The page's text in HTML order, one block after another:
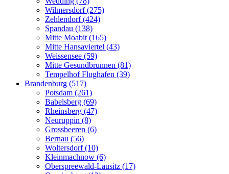
Wilmersdorf (275)
Zehlendorf (424)
Spandau (138)
Mitte Moabit (165)
Mitte Hansaviertel (43)
Weissensee (59)
Mitte Gesundbrunnen (81)
Tempelhof Flughafen (39)
Brandenburg (517)
Potsdam (261)
Babelsberg (69)
Rheinsberg (47)
Neuruppin (8)
Grossbeeren (6)
Bernau (56)
Woltersdorf (10)
Kleinmachnow (6)
Oberspreewald-Lausitz (17)